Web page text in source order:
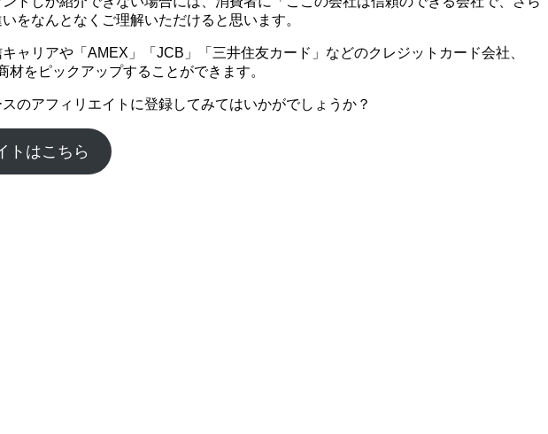
をなんとなくご理解いただけると思います。
リアや「AMEX」「JCB」「三井住友カード」などのクレジットカード会社、
をピックアップすることができます。
のアフィリエイトに登録してみてはいかがでしょうか？
トはこちら